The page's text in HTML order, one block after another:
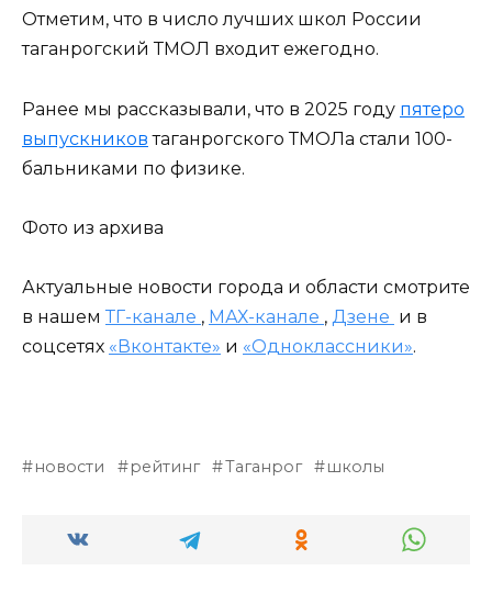
Отметим, что в число лучших школ России
таганрогский ТМОЛ входит ежегодно.
Ранее мы рассказывали, что в 2025 году пятеро
выпускников таганрогского ТМОЛа стали 100-
бальниками по физике.
Фото из архива
Актуальные новости города и области смотрите
в нашем ТГ-канале , МАХ-канале , Дзене и в
соцсетях «Вконтакте» и «Одноклассники».
новости рейтинг Таганрог школы